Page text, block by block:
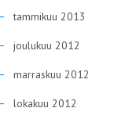
tammikuu 2013
joulukuu 2012
marraskuu 2012
lokakuu 2012